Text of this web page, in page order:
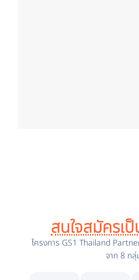
สนใจสมัครเ
โครงการ GS1 Thailand
จาก 8 ก